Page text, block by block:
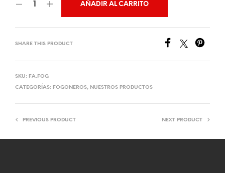
AÑADIR AL CARRITO
SHARE THIS PRODUCT
SKU: FA.FOG
CATEGORÍAS: FOGONEROS, NUESTROS PRODUCTOS
PREVIOUS PRODUCT NEXT PRODUCT